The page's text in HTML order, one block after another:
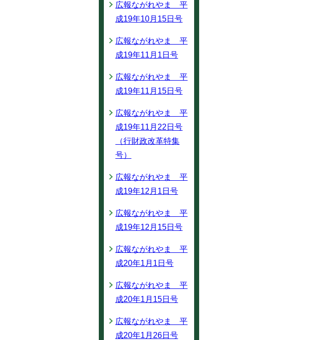
広報ながれやま 平
成19年10月15日号
広報ながれやま 平
成19年11月1日号
広報ながれやま 平
成19年11月15日号
広報ながれやま 平
成19年11月22日号
（行財政改革特集
号）
広報ながれやま 平
成19年12月1日号
広報ながれやま 平
成19年12月15日号
広報ながれやま 平
成20年1月1日号
広報ながれやま 平
成20年1月15日号
広報ながれやま 平
成20年1月26日号